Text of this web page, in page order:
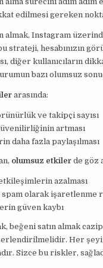
edilmesi gereken
almak, Instagram
strateji, hesabınızın
diğer kullanıcıların
bazı olumsuz
arasında:
ve takipçi sayısı
artması
daha fazla paylaşılması
olumsuz etkilerde göz
azalması
spam olarak işaretlenme
güven kaybı
beğeni satın almak
Her
Sizce bu riskler,